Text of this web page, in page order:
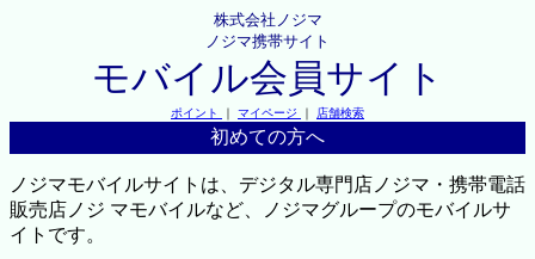
株式会社ノジマ
ノジマ携帯サイト
モバイル会員サイト
ポイント ｜ マイページ ｜ 店舗検索
初めての方へ
ノジマモバイルサイトは、デジタル専門店ノジマ・携帯電話
販売店ノジ マモバイルなど、ノジマグループのモバイルサ
イトです。